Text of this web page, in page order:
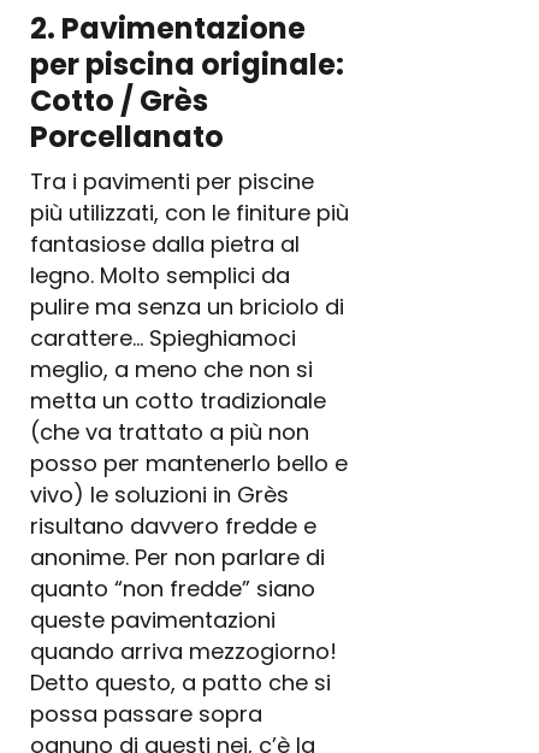
2. Pavimentazione
per piscina originale:
Cotto / Grès
Porcellanato
Tra i pavimenti per piscine
più utilizzati, con le finiture più
fantasiose dalla pietra al
legno. Molto semplici da
pulire ma senza un briciolo di
carattere… Spieghiamoci
meglio, a meno che non si
metta un cotto tradizionale
(che va trattato a più non
posso per mantenerlo bello e
vivo) le soluzioni in Grès
risultano davvero fredde e
anonime. Per non parlare di
quanto “non fredde” siano
queste pavimentazioni
quando arriva mezzogiorno!
Detto questo, a patto che si
possa passare sopra
ognuno di questi nei, c’è la